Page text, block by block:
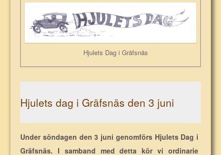
Hjulets Dag i Gräfsnäs
Hjulets dag i Gräfsnäs den 3 juni
Under söndagen den 3 juni genomförs Hjulets Dag i
Gräfsnäs. I samband med detta kör vi ordinarie